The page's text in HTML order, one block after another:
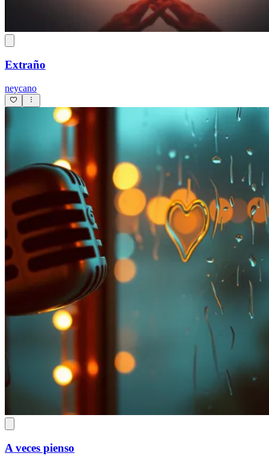
Extraño
neycano
A veces pienso